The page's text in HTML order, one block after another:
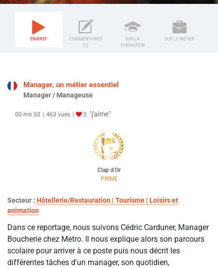
EN BREF
COMMENTAIRES
(1)
SUR LA
FORMATION
SUR LE MÉTIER
Manager, un métier essentiel
Manager / Manageuse
00 mn 00 463 vues 3 "j'aime"
Clap d'Or
PRIMÉ
Secteur : Hôtellerie/Restauration | Tourisme | Loisirs et
animation
Dans ce reportage, nous suivons Cédric Carduner, Manager
Boucherie chez Metro. Il nous explique alors son parcours
scolaire pour arriver à ce poste puis nous décrit les
différentes tâches d'un manager, son quotidien,